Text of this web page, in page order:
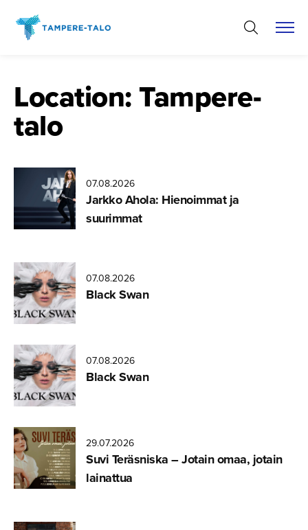
sisältöön
Location:Tampere-
talo
07.08.2026
Jarkko Ahola: Hienoimmat ja
suurimmat
07.08.2026
Black Swan
07.08.2026
Black Swan
29.07.2026
Suvi Teräsniska – Jotain omaa, jotain
lainattua